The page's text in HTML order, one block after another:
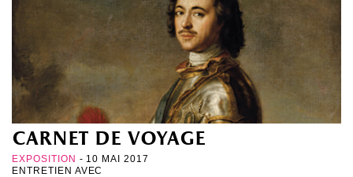
LES +
ABONNEMENT GRATUIT AU MAGAZINE
carnet de voyage
EXPOSITION - 10 MAI 2017
ENTRETIEN AVEC